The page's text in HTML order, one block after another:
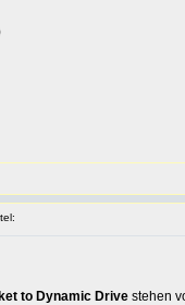
to Dynamic Drive stehen